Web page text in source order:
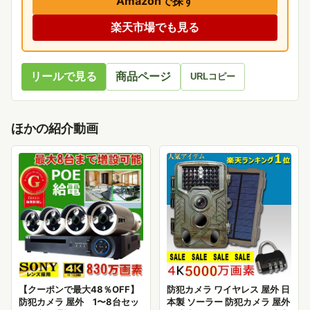
楽天市場でも見る
リールで見る 商品ページ URLコピー
ほかの紹介動画
【クーポンで最大48％OFF】
防犯カメラ 屋外 1〜8台セッ
防犯カメラ ワイヤレス 屋外 日
本製 ソーラー 防犯カメラ 屋外